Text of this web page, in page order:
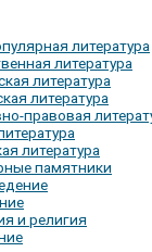
литература
литература
литература
литература
правовая
литература
памятники
и религия